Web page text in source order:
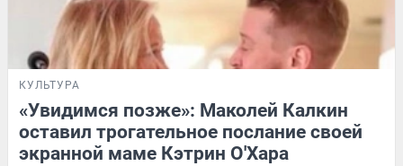
КУЛЬТУРА
«Увидимся позже»: Маколей Калкин
оставил трогательное послание своей
экранной маме Кэтрин О'Хара